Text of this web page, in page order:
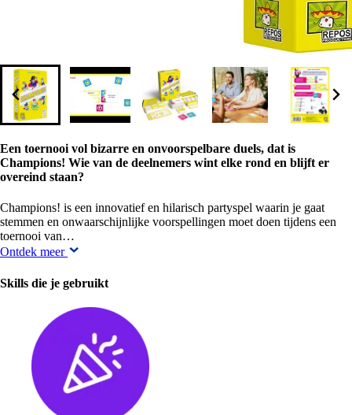
Een toernooi vol bizarre en onvoorspelbare duels, dat is
Champions! Wie van de deelnemers wint elke rond en blijft er
overeind staan?
Champions! is een innovatief en hilarisch partyspel waarin je gaat
stemmen en onwaarschijnlijke voorspellingen moet doen tijdens een
toernooi van…
Ontdek meer
Skills die je gebruikt